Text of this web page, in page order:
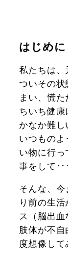
はじめに
私たちは
ついその状
まい、慌
ちいち健
かなか難し
いつもの
い物に行
事をして･･･
そんな、
り前の生
ス（脳出血
肢体が不
度想像して